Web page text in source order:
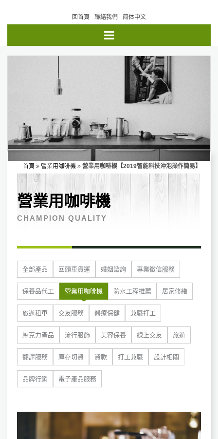
回首頁 聯絡我們 简体中文
首頁 營業用咖啡機 營業用咖啡機【2019智能科技沖泡操作簡易】
營業用咖啡機
CHAMPION QUALITY
全部產品 回頭車貨運 婚姻諮詢 專業徵信服務
保養品代工 營業用咖啡機 防水工程推薦 居家修繕
旅遊租車 交友服務 醫療保健 兼職打工
壓克力產品 流行服飾 美容保養 線上交友 旅遊
翻譯服務 庫存切貨 貸款 打工兼職 設計相關
品牌行銷 電子產品服務